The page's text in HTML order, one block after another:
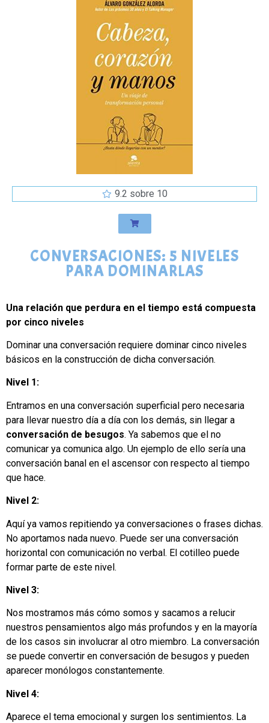
9.2 sobre 10
CONVERSACIONES: 5 NIVELES
PARA DOMINARLAS
Una relación que perdura en el tiempo está compuesta
por cinco niveles
Dominar una conversación requiere dominar cinco niveles
básicos en la construcción de dicha conversación.
Nivel 1:
Entramos en una conversación superficial pero necesaria
para llevar nuestro día a día con los demás, sin llegar a
conversación de besugos. Ya sabemos que el no
comunicar ya comunica algo. Un ejemplo de ello sería una
conversación banal en el ascensor con respecto al tiempo
que hace.
Nivel 2:
Aquí ya vamos repitiendo ya conversaciones o frases dichas.
No aportamos nada nuevo. Puede ser una conversación
horizontal con comunicación no verbal. El cotilleo puede
formar parte de este nivel.
Nivel 3:
Nos mostramos más cómo somos y sacamos a relucir
nuestros pensamientos algo más profundos y en la mayoría
de los casos sin involucrar al otro miembro. La conversación
se puede convertir en conversación de besugos y pueden
aparecer monólogos constantemente.
Nivel 4:
Aparece el tema emocional y surgen los sentimientos. La